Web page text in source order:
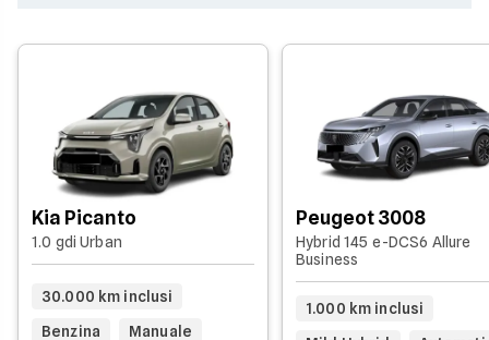
Kia Picanto
1.0 gdi Urban
30.000 km inclusi
Benzina
Manuale
Peugeot 3008
Hybrid 145 e-DCS6 Allure
Business
1.000 km inclusi